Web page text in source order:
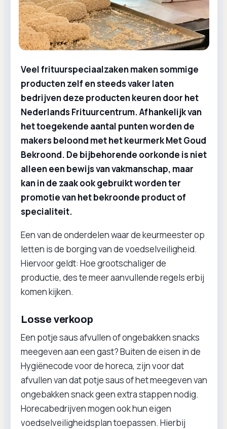
Veel frituurspeciaalzaken maken sommige
producten zelf en steeds vaker laten
bedrijven deze producten keuren door het
Nederlands Frituurcentrum. Afhankelijk van
het toegekende aantal punten worden de
makers beloond met het keurmerk Met Goud
Bekroond. De bijbehorende oorkonde is niet
alleen een bewijs van vakmanschap, maar
kan in de zaak ook gebruikt worden ter
promotie van het bekroonde product of
specialiteit.
Een van de onderdelen waar de keurmeester op
letten is de borging van de voedselveiligheid.
Hiervoor geldt: Hoe grootschaliger de
productie, des te meer aanvullende regels erbij
komen kijken.
Losse verkoop
Een potje saus afvullen of ongebakken snacks
meegeven aan een gast? Buiten de eisen in de
Hygiënecode voor de horeca, zijn voor dat
afvullen van dat potje saus of het meegeven van
ongebakken snack geen extra stappen nodig.
Horecabedrijven mogen ook hun eigen
voedselveiligheidsplan toepassen. Hierbij